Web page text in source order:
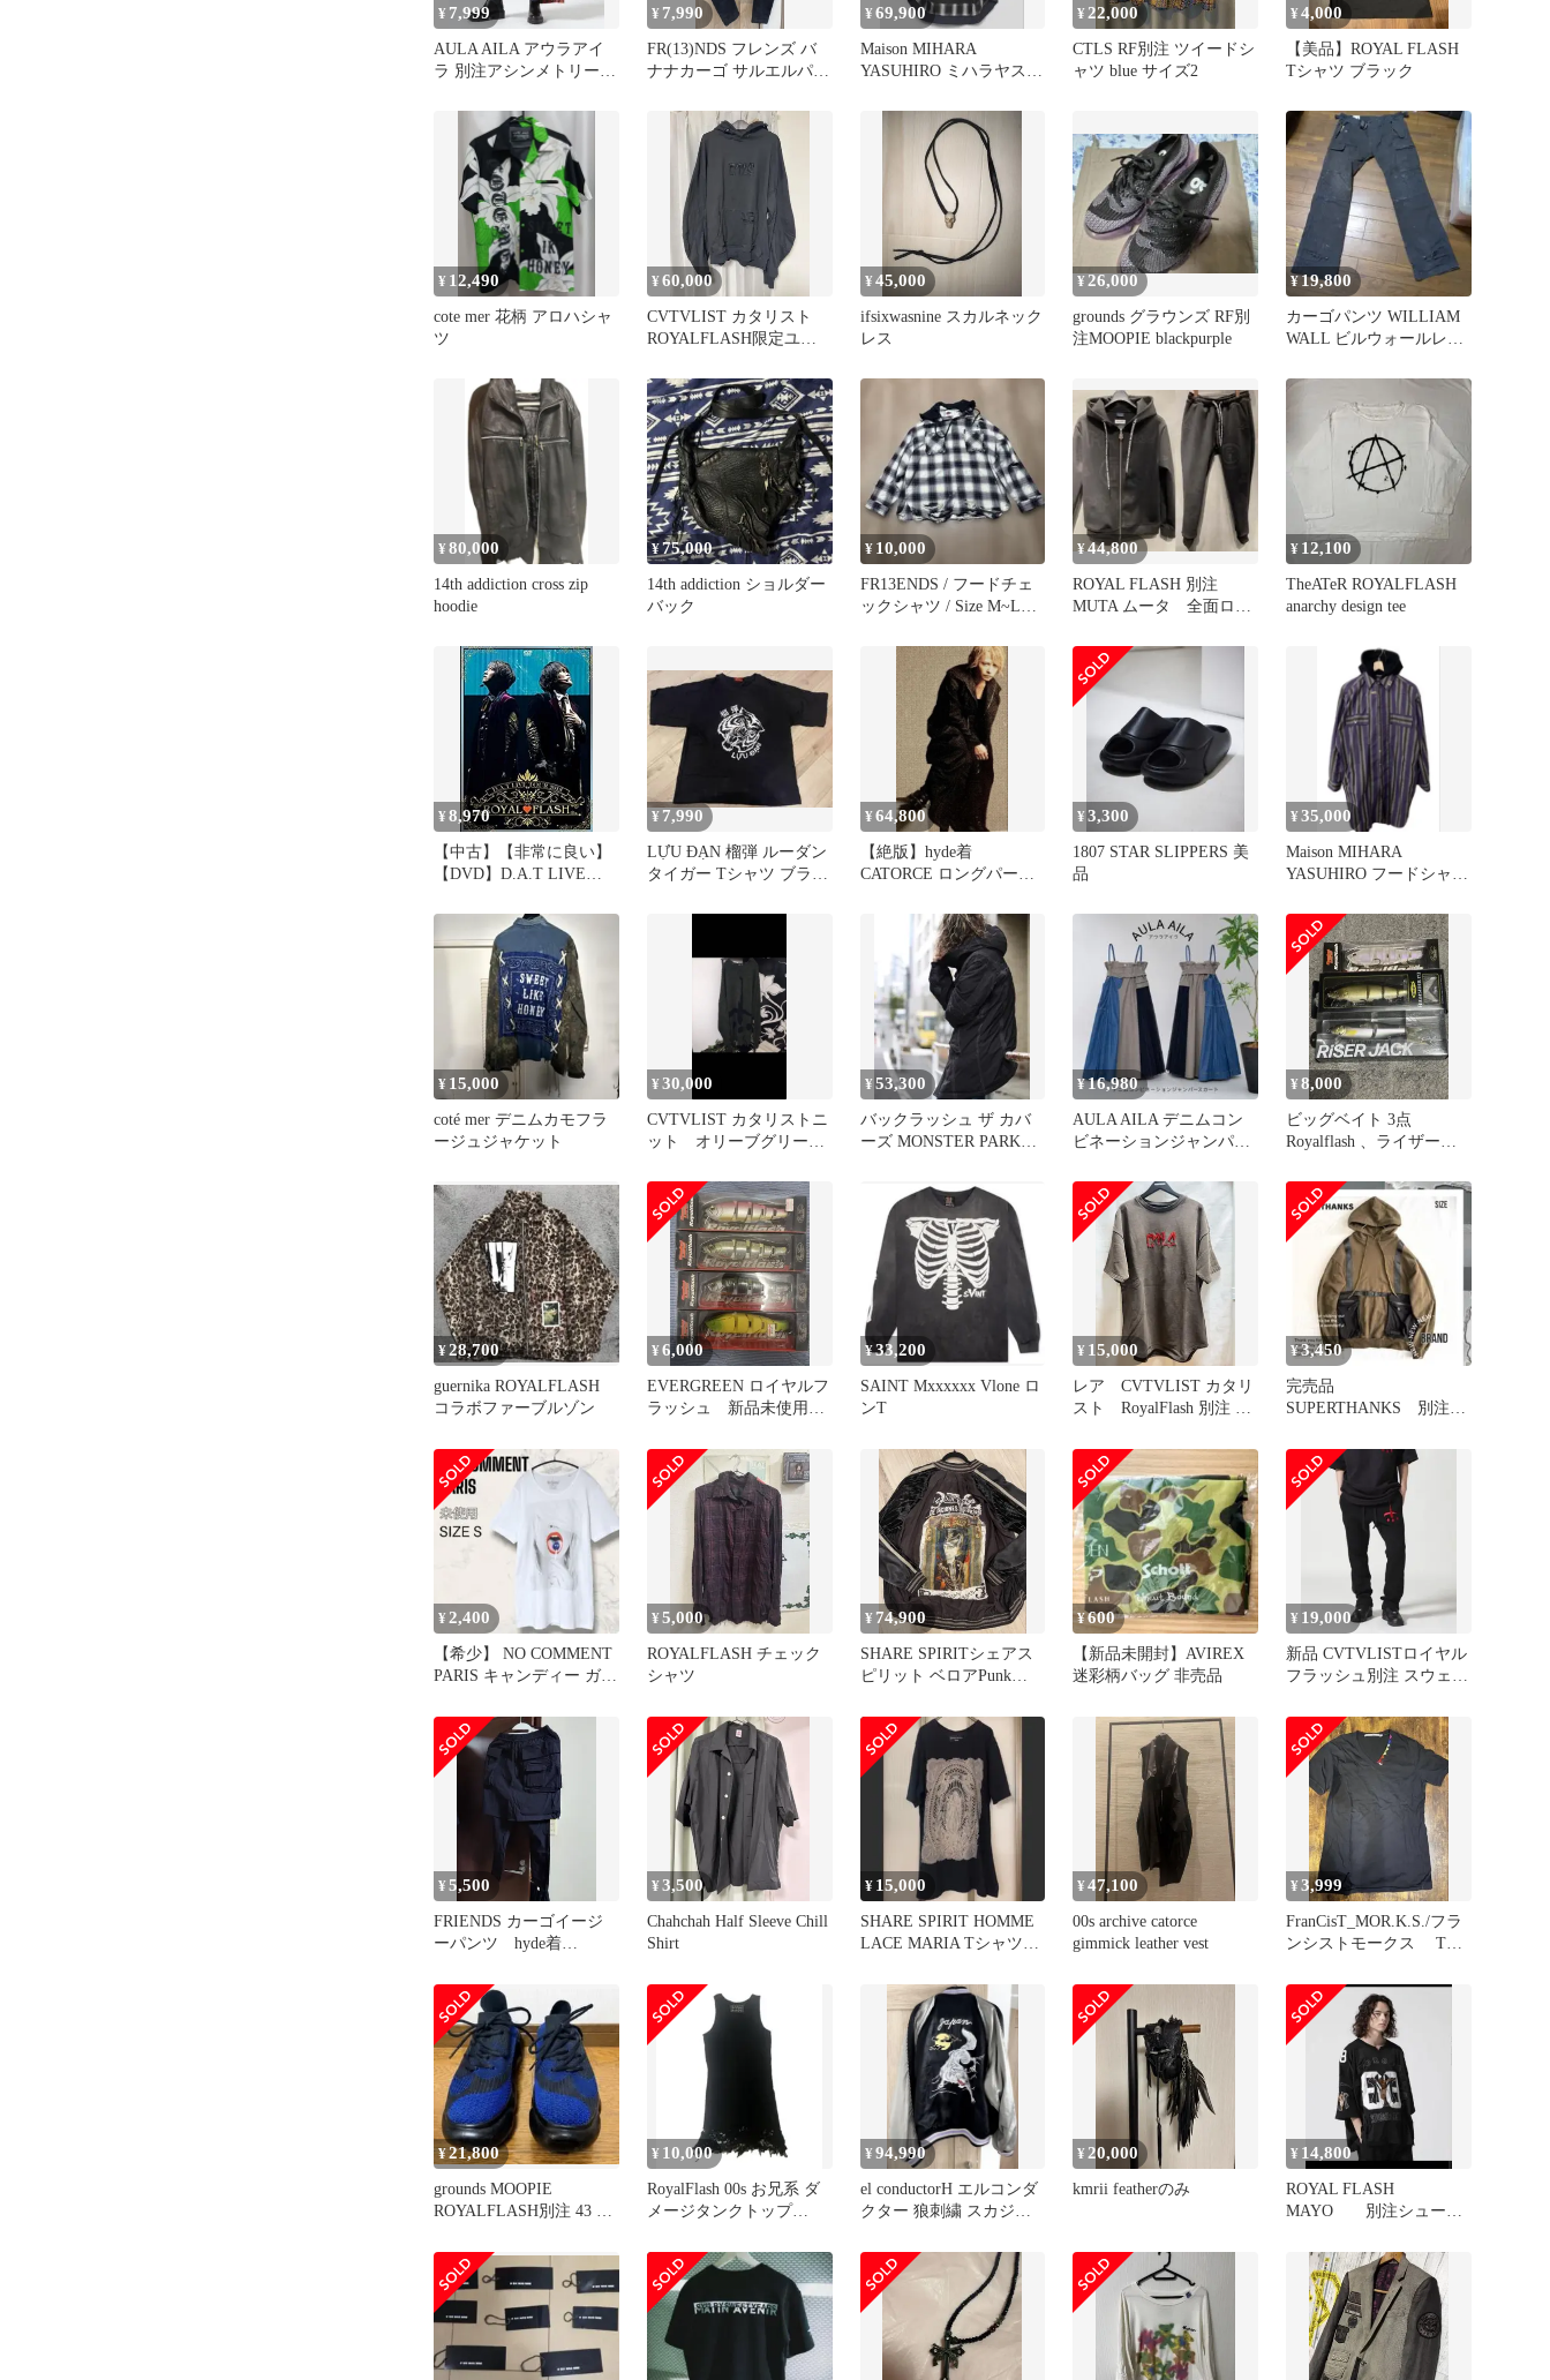
¥ 7,999
AULA AILA アウラアイ
ラ 別注アシンメトリープ
¥ 7,990
FR(13)NDS フレンズ バ
ナナカーゴ サルエルパン
¥69,900
Maison MIHARA
YASUHIRO ミハラヤスヒ
¥ 22,000
CTLS RF別注 ツイードシ
ャツ blue サイズ2
¥4,000
【美品】ROYAL FLASH
Tシャツ ブラック
¥ 12,490
cote mer 花柄 アロハシャ
ツ
¥60,000
CVTVLIST カタリスト
ROYALFLASH限定ユー
¥45,000
ifsixwasnine スカルネック
レス
¥26,000
grounds グラウンズ RF別
注MOOPIE blackpurple
¥19,800
カーゴパンツ WILLIAM
WALL ビルウォールレザ
¥80,000
14th addiction cross zip
hoodie
¥75,000
14th addiction ショルダー
バック
¥ 10,000
FR13ENDS / フードチェ
ックシャツ / Size M~L相
¥44,800
ROYAL FLASH 別注
MUTA ムータ 全面ロ
¥ 12,100
TheATeR ROYALFLASH
anarchy design tee
¥8,970
【中古】【非常に良い】
【DVD】D.A.T LIVE
FLASH」
¥ 7,990
LỰU ĐẠN 榴弾 ルーダン
タイガー Tシャツ ブラッ
¥64,800
【絶版】hyde着
CATORCE ロングパーカ
¥3,300
1807 STAR SLIPPERS 美
品
¥35,000
Maison MIHARA
YASUHIRO フードシャ
¥ 15,000
coté mer デニムカモフラ
ージュジャケット
¥30,000
CVTVLIST カタリストニ
ット オリーブグリー
¥53,300
バックラッシュ ザ カバ
ーズ MONSTER PARKER
¥16,980
AULA AILA デニムコン
ビネーションジャンパー
¥8,000
ビッグベイト 3点
Royalflash 、ライザージ
¥28,700
guernika ROYALFLASH
コラボファーブルゾン
¥6,000
EVERGREEN ロイヤルフ
ラッシュ 新品未使用
¥33,200
SAINT Mxxxxxx Vlone ロ
ンT
¥ 15,000
レア CVTVLIST カタリ
スト RoyalFlash 別注 ク
¥3,450
完売品
SUPERTHANKS 別注
スウェット
¥2,400
【希少】 NO COMMENT
PARIS キャンディー ガー
¥5,000
ROYALFLASH チェック
シャツ
¥ 74,900
SHARE SPIRITシェアス
ピリット ベロアPunk
¥600
【新品未開封】AVIREX
迷彩柄バッグ 非売品
¥ 19,000
新品 CVTVLISTロイヤル
フラッシュ別注 スウェッ
¥5,500
FRIENDS カーゴイージ
ーパンツ hyde着
¥3,500
Chahchah Half Sleeve Chill
Shirt
¥ 15,000
SHARE SPIRIT HOMME
LACE MARIA Tシャツ
¥47,100
00s archive catorce
gimmick leather vest
¥3,999
FranCisT_MOR.K.S./フラ
ンシストモークス Tシ
¥21,800
grounds MOOPIE
ROYALFLASH別注 43 美
¥ 10,000
RoyalFlash 00s お兄系 ダ
メージタンクトップ
¥94,990
el conductorH エルコンダ
クター 狼刺繍 スカジャ
¥20,000
kmrii featherのみ
¥ 14,800
ROYAL FLASH
MAYO 別注シューテ
ラッシュ